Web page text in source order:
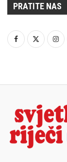
PRATITE NAS